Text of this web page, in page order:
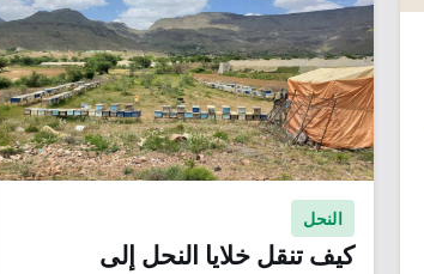
النحل
كيف تنقل خلايا النحل إلى